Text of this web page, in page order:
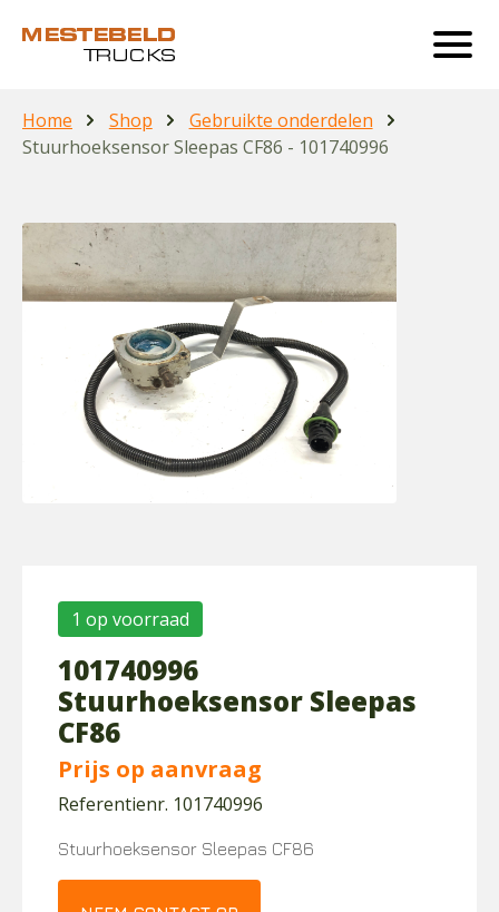
Home Shop
Gebruikte onderdelen
Stuurhoeksensor Sleepas CF86 - 101740996
1 op voorraad
101740996
Stuurhoeksensor Sleepas
CF86
Prijs op aanvraag
Referentienr. 101740996
Stuurhoeksensor Sleepas CF86